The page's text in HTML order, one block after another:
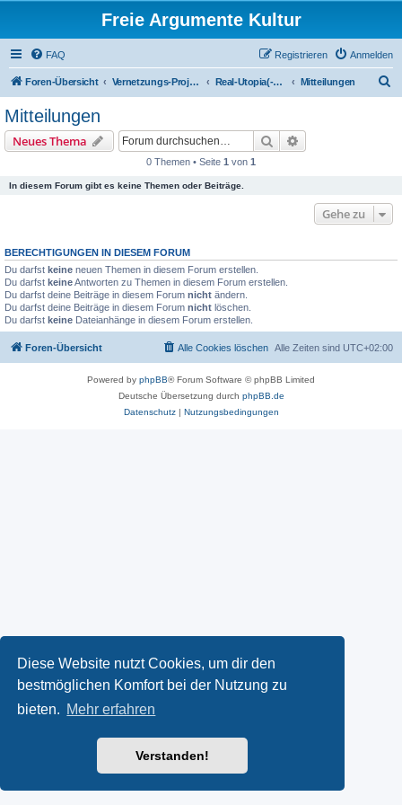
Diese Website nutzt Cookies, um dir den
bestmöglichen Komfort bei der Nutzung zu
bieten. Mehr erfahren
Verstanden!
Freie Argumente Kultur
FAQ Anmelden
Registrieren
Foren-Übersicht Vernetzungs-Projekte überregional Real-Utopia(-Oase) Mitteilungen
Mitteilungen
Neues Thema Suche
0 Themen • Seite 1 von 1
In diesem Forum gibt es keine Themen oder Beiträge.
Gehe zu
BERECHTIGUNGEN IN DIESEM FORUM
Du darfst keine neuen Themen in diesem Forum erstellen.
Du darfst keineAntworten zu Themen in diesem Forum erstellen.
Du darfst deine Beiträge in diesem Forum nicht ändern.
Du darfst deine Beiträge in diesem Forum nicht löschen.
Du darfst keine Dateianhänge in diesem Forum erstellen.
Foren-Übersicht Alle Zeiten sind UTC+02:00
Alle Cookies löschen
Powered by phpBB® Forum Software © phpBB Limited
Deutsche Übersetzung durch phpBB.de
Datenschutz| Nutzungsbedingungen